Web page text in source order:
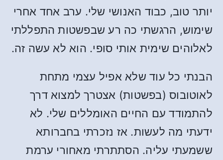
יותר טוב, כבוד האנושי שלי. ערב אחד אחרי
שימוש, הרגשתי כה רע שבפשטות התפללתי
לאלוהים שימית אותי סופי. הוא לא עשה זה.
הבנתי כל עוד שלא אפיל עצמי מתחת
לאוטובוס (בפשטות) אצטרך למצוא דרך
להתמודד עם החיים האומללים שלי. לא
ידעתי מה לעשות. אז נזכרתי בחברותא
ששמעתי עליה. הסתתרתי מאחורי ערמת